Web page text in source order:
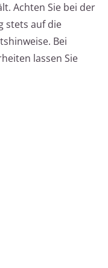
Achten Sie bei der
stets auf die
Bei
lassen Sie